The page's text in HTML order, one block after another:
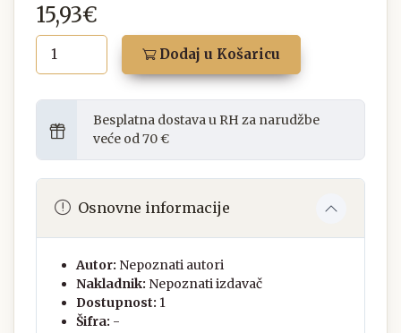
15,93€
Dodaj u Košaricu
Besplatna dostava u RH za narudžbe
veće od 70 €
Osnovne informacije
Autor: Nepoznati autori
Nakladnik: Nepoznati izdavač
Dostupnost: 1
Šifra: -